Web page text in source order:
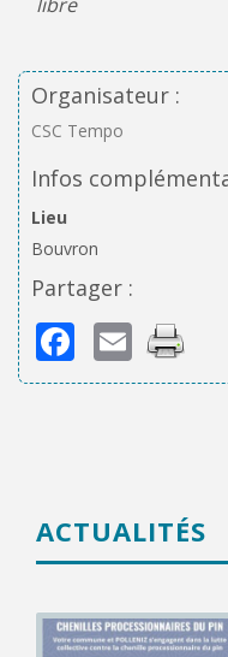
Organisateur :
CSC Tempo
Infos
Lieu
Bouvron
Partager :
Facebook
Email
ACTUALITÉS